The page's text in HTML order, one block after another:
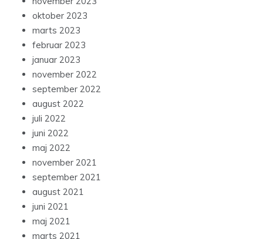
oktober 2023
marts 2023
februar 2023
januar 2023
november 2022
september 2022
august 2022
juli 2022
juni 2022
maj 2022
november 2021
september 2021
august 2021
juni 2021
maj 2021
marts 2021